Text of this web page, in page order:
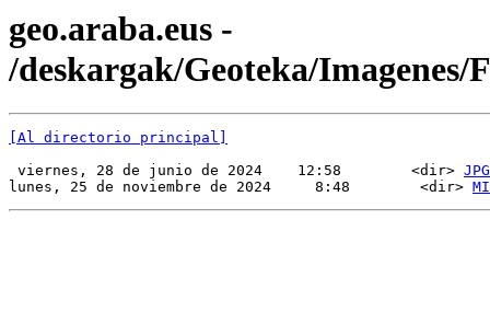
geo.araba.eus -
/deskargak/Geoteka/Imagenes/
[Al directorio principal]
viernes, 28 de junio de 2024    12:58        <dir> JPG
lunes, 25 de noviembre de 2024     8:48        <dir>